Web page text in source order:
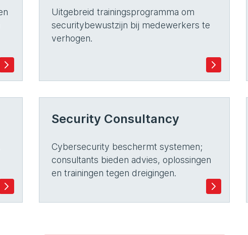
Uitgebreid trainingsprogramma om
securitybewustzijn bij medewerkers te
verhogen.
Security Consultancy
Cybersecurity beschermt systemen;
consultants bieden advies, oplossingen
en trainingen tegen dreigingen.